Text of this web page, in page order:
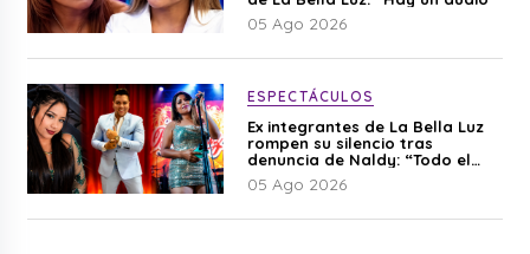
05 Ago 2026
ESPECTÁCULOS
Ex integrantes de La Bella Luz
rompen su silencio tras
denuncia de Naldy: “Todo el
mundo lo sabía”
05 Ago 2026